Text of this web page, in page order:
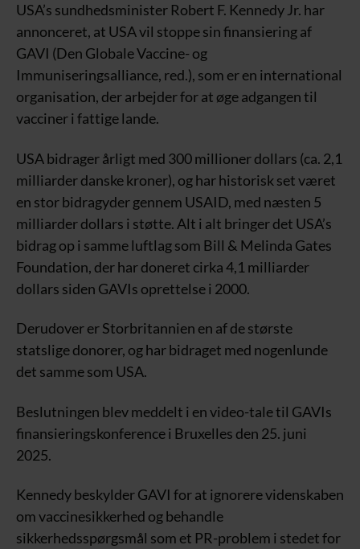
USA’s sundhedsminister Robert F. Kennedy Jr. har
annonceret, at USA vil stoppe sin finansiering af
GAVI (Den Globale Vaccine- og
Immuniseringsalliance, red.), som er en international
organisation, der arbejder for at øge adgangen til
vacciner i fattige lande.
USA bidrager årligt med 300 millioner dollars (ca. 2,1
milliarder danske kroner), og har historisk set været
en stor bidragyder gennem USAID, med næsten 5
milliarder dollars i støtte. Alt i alt bringer det USA’s
bidrag op i samme luftlag som Bill & Melinda Gates
Foundation, der har doneret cirka 4,1 milliarder
dollars siden GAVIs oprettelse i 2000.
Derudover er Storbritannien en af de største
statslige donorer, og har bidraget med nogenlunde
det samme som USA.
Beslutningen blev meddelt i en video-tale til GAVIs
finansieringskonference i Bruxelles den 25. juni
2025.
Kennedy beskylder GAVI for at ignorere videnskaben
om vaccinesikkerhed og behandle
sikkerhedsspørgsmål som et PR-problem i stedet for